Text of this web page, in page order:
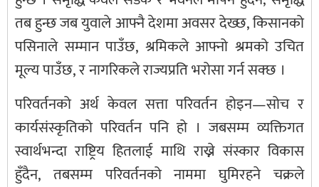
तब हुन्छ जब युवाले आफ्नै देशमा अवसर देख्छ, किसानको
पसिनाले सम्मान पाउँछ, श्रमिकले आफ्नो श्रमको उचित
मूल्य पाउँछ, र नागरिकले राज्यप्रति भरोसा गर्न सक्छ ।
परिवर्तनको अर्थ केवल सत्ता परिवर्तन होइन—सोच र
कार्यसंस्कृतिको परिवर्तन पनि हो । जबसम्म व्यक्तिगत
स्वार्थभन्दा राष्ट्रिय हितलाई माथि राख्ने संस्कार विकास
हुँदैन, तबसम्म परिवर्तनको नाममा घुमिरहने चक्रले